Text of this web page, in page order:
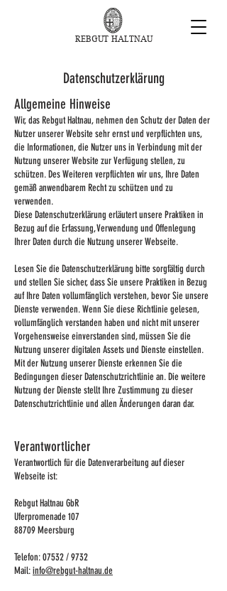
REBGUT HALTNAU
Datenschutzerklärung
Allgemeine Hinweise
Wir, das Rebgut Haltnau, nehmen den Schutz der Daten der
Nutzer unserer Website sehr ernst und verpflichten uns,
die Informationen, die Nutzer uns in Verbindung mit der
Nutzung unserer Website zur Verfügung stellen, zu
schützen. Des Weiteren verpflichten wir uns, Ihre Daten
gemäß anwendbarem Recht zu schützen und zu
verwenden.
Diese Datenschutzerklärung erläutert unsere Praktiken in
Bezug auf die Erfassung, Verwendung und Offenlegung
Ihrer Daten durch die Nutzung unserer Webseite.
Lesen Sie die Datenschutzerklärung bitte sorgfältig durch
und stellen Sie sicher, dass Sie unsere Praktiken in Bezug
auf Ihre Daten vollumfänglich verstehen, bevor Sie unsere
Dienste verwenden. Wenn Sie diese Richtlinie gelesen,
vollumfänglich verstanden haben und nicht mit unserer
Vorgehensweise einverstanden sind, müssen Sie die
Nutzung unserer digitalen Assets und Dienste einstellen.
Mit der Nutzung unserer Dienste erkennen Sie die
Bedingungen dieser Datenschutzrichtlinie an. Die weitere
Nutzung der Dienste stellt Ihre Zustimmung zu dieser
Datenschutzrichtlinie und allen Änderungen daran dar.
Verantwortlicher
Verantwortlich für die Datenverarbeitung auf dieser
Webseite ist:
Rebgut Haltnau GbR
Uferpromenade 107
88709 Meersburg
Telefon: 07532 / 9732
Mail:info@rebgut-haltnau.de